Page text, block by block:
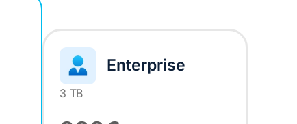
Enterprise
3 TB